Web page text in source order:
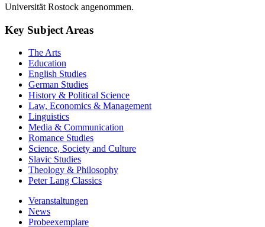
Universität Rostock angenommen.
Key Subject Areas
The Arts
Education
English Studies
German Studies
History & Political Science
Law, Economics & Management
Linguistics
Media & Communication
Romance Studies
Science, Society and Culture
Slavic Studies
Theology & Philosophy
Peter Lang Classics
Veranstaltungen
News
Probeexemplare